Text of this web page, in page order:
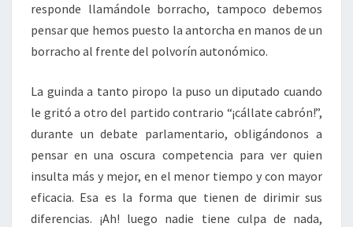
responde llamándole borracho, tampoco debemos
pensar que hemos puesto la antorcha en manos de un
borracho al frente del polvorín autonómico.
La guinda a tanto piropo la puso un diputado cuando
le gritó a otro del partido contrario “¡cállate cabrón!”,
durante un debate parlamentario, obligándonos a
pensar en una oscura competencia para ver quien
insulta más y mejor, en el menor tiempo y con mayor
eficacia. Esa es la forma que tienen de dirimir sus
diferencias. ¡Ah! luego nadie tiene culpa de nada,